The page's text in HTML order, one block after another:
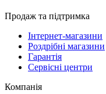
Продаж та підтримка
Інтернет-магазини
Роздрібні магазини
Гарантія
Сервісні центри
Компанія